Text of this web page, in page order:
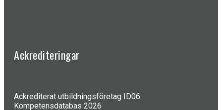
Ackrediteringar
Ackrediterat utbildningsföretag ID06
Kompetensdatabas 2026